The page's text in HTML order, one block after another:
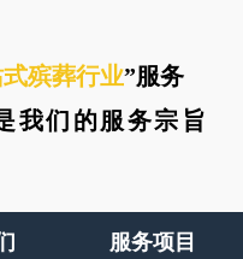
殡葬行业”服务
我们的服务宗旨
服务项目